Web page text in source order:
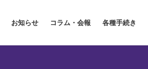
お知らせ コラム・会報 各種手続き